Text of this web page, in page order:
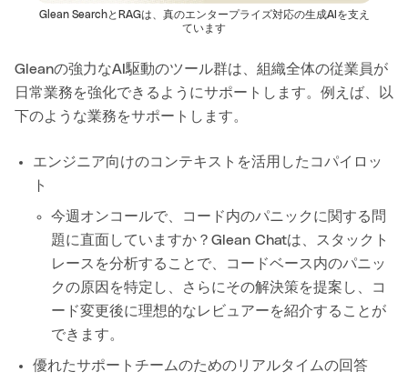
Glean SearchとRAGは、真のエンタープライズ対応の生成AIを支え
ています
Gleanの強力なAI駆動のツール群は、組織全体の従業員が
日常業務を強化できるようにサポートします。例えば、以
下のような業務をサポートします。
エンジニア向けのコンテキストを活用したコパイロッ
ト
今週オンコールで、コード内のパニックに関する問
題に直面していますか？Glean Chatは、スタックト
レースを分析することで、コードベース内のパニッ
クの原因を特定し、さらにその解決策を提案し、コ
ード変更後に理想的なレビュアーを紹介することが
できます。
優れたサポートチームのためのリアルタイムの回答